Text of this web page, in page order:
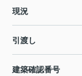
現況
引渡し
建築確認番号